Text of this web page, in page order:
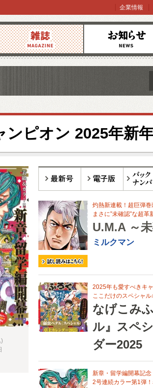
誌 お知らせ
企業情報
ンピオン 2025年新
灼熱新連載！超巨弾巻
まさに”未確認”な超革
U.M.A ～
ミルクマン
2025年も愛すべきキ
ここだけのスペシャル
なげこみ
ル』スペ
ダー2025
新章・留学編開幕記念
2号連続カラー第1弾